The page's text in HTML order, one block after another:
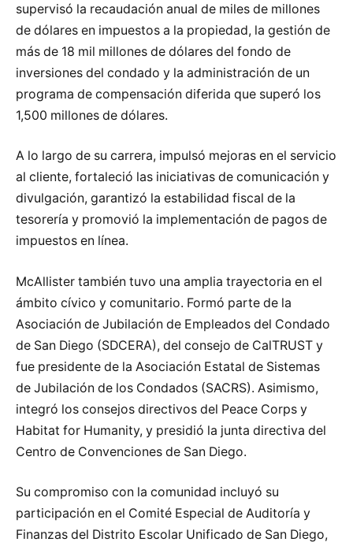
supervisó la recaudación anual de miles de millones
de dólares en impuestos a la propiedad, la gestión de
más de 18 mil millones de dólares del fondo de
inversiones del condado y la administración de un
programa de compensación diferida que superó los
1,500 millones de dólares.
A lo largo de su carrera, impulsó mejoras en el servicio
al cliente, fortaleció las iniciativas de comunicación y
divulgación, garantizó la estabilidad fiscal de la
tesorería y promovió la implementación de pagos de
impuestos en línea.
McAllister también tuvo una amplia trayectoria en el
ámbito cívico y comunitario. Formó parte de la
Asociación de Jubilación de Empleados del Condado
de San Diego (SDCERA), del consejo de CalTRUST y
fue presidente de la Asociación Estatal de Sistemas
de Jubilación de los Condados (SACRS). Asimismo,
integró los consejos directivos del Peace Corps y
Habitat for Humanity, y presidió la junta directiva del
Centro de Convenciones de San Diego.
Su compromiso con la comunidad incluyó su
participación en el Comité Especial de Auditoría y
Finanzas del Distrito Escolar Unificado de San Diego,